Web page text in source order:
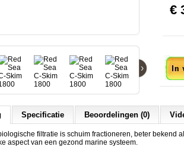
›
€
Specificatie Beoordelingen (0)
filtratie is schuim fractioneren, beter bekend
aspect van een gezond marine systeem.